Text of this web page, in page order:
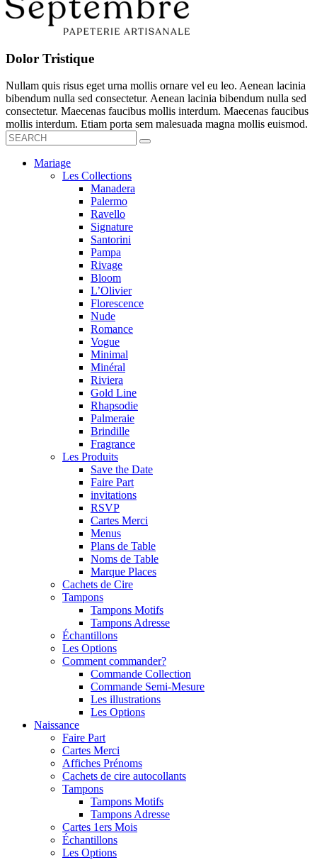
Dolor Tristique
Nullam quis risus eget urna mollis ornare vel eu leo. Aenean lacinia
bibendum nulla sed consectetur. Aenean lacinia bibendum nulla sed
consectetur. Maecenas faucibus mollis interdum. Maecenas faucibus
mollis interdum. Etiam porta sem malesuada magna mollis euismod.
Mariage
Les Collections
Manadera
Palermo
Ravello
Signature
Santorini
Pampa
Rivage
Bloom
L’Olivier
Florescence
Nude
Romance
Vogue
Minimal
Minéral
Riviera
Gold Line
Rhapsodie
Palmeraie
Brindille
Fragrance
Les Produits
Save the Date
Faire Part
invitations
RSVP
Cartes Merci
Menus
Plans de Table
Noms de Table
Marque Places
Cachets de Cire
Tampons
Tampons Motifs
Tampons Adresse
Échantillons
Les Options
Comment commander?
Commande Collection
Commande Semi-Mesure
Les illustrations
Les Options
Naissance
Faire Part
Cartes Merci
Affiches Prénoms
Cachets de cire autocollants
Tampons
Tampons Motifs
Tampons Adresse
Cartes 1ers Mois
Échantillons
Les Options